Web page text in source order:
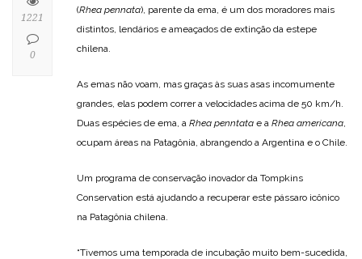
(Rhea pennata), parente da ema, é um dos moradores mais
distintos, lendários e ameaçados de extinção da estepe
chilena.
As emas não voam, mas graças às suas asas incomumente
grandes, elas podem correr a velocidades acima de 50 km/h.
Duas espécies de ema, a Rhea penntata e a Rhea americana
ocupam áreas na Patagônia, abrangendo a Argentina e o Chile.
Um programa de conservação inovador da Tompkins
Conservation está ajudando a recuperar este pássaro icônico
na Patagônia chilena.
“Tivemos uma temporada de incubação muito bem-sucedida,
1221
0